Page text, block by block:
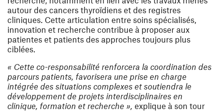
autour des cancers thyroïdiens et des registres
cliniques. Cette articulation entre soins spécialisés,
innovation et recherche contribue à proposer aux
patientes et patients des approches toujours plus
ciblées.
« Cette co-responsabilité renforcera la coordination des
parcours patients, favorisera une prise en charge
intégrée des situations complexes et soutiendra le
développement de projets interdisciplinaires en
clinique, formation et recherche », explique à son tour